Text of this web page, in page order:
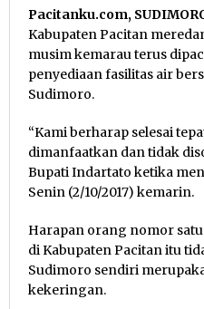
Pacitanku.com,
Kabupaten Pacitan
musim kemarau terus
penyediaan fasilitas air
Sudimoro.
“Kami berharap selesai
dimanfaatkan dan tidak
Bupati Indartato ketika
Senin (2/10/2017) kemarin.
Harapan orang nomor
di Kabupaten Pacitan itu
Sudimoro sendiri
kekeringan.